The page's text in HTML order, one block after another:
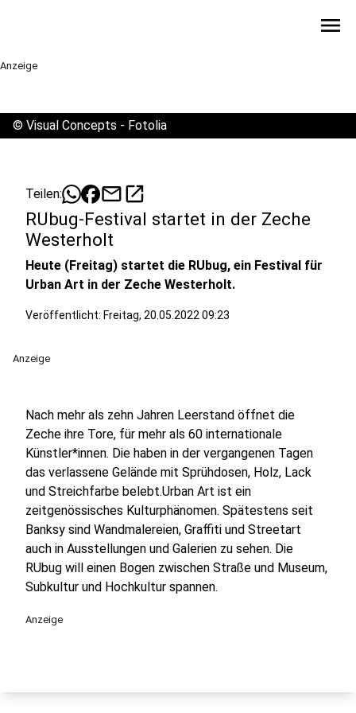
menu
Anzeige
© Visual Concepts - Fotolia
Teilen: mailopen_in_new
RUbug-Festival startet in der Zeche
Westerholt
Heute (Freitag) startet die RUbug, ein Festival für
Urban Art in der Zeche Westerholt.
Veröffentlicht: Freitag, 20.05.2022 09:23
Anzeige
Nach mehr als zehn Jahren Leerstand öffnet die
Zeche ihre Tore, für mehr als 60 internationale
Künstler*innen. Die haben in der vergangenen Tagen
das verlassene Gelände mit Sprühdosen, Holz, Lack
und Streichfarbe belebt.Urban Art ist ein
zeitgenössisches Kulturphänomen. Spätestens seit
Banksy sind Wandmalereien, Graffiti und Streetart
auch in Ausstellungen und Galerien zu sehen. Die
RUbug will einen Bogen zwischen Straße und Museum,
Subkultur und Hochkultur spannen.
Anzeige